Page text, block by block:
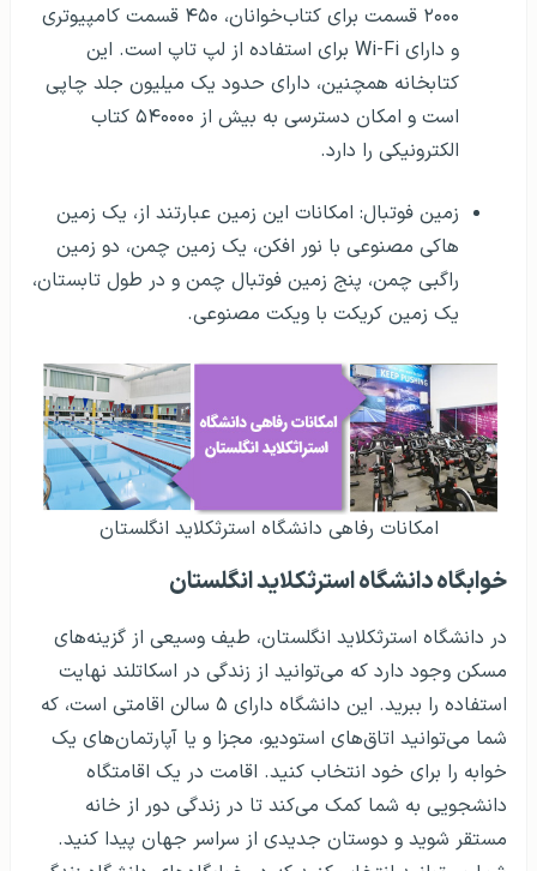
۲۰۰۰ قسمت برای کتاب‌خوانان، ۴۵۰ قسمت کامپیوتری
و دارای Wi-Fi برای استفاده از لپ تاپ است. این
کتابخانه همچنین، دارای حدود یک میلیون جلد چاپی
است و امکان دسترسی به بیش از ۵۴۰۰۰۰ کتاب
الکترونیکی را دارد.
زمین فوتبال: امکانات این زمین عبارتند از، یک زمین
هاکی مصنوعی با نور افکن، یک زمین چمن، دو زمین
راگبی چمن، پنج زمین فوتبال چمن و در طول تابستان،
یک زمین کریکت با ویکت مصنوعی.
امکانات رفاهی دانشگاه استرثکلاید انگلستان
خوابگاه دانشگاه استرثکلاید انگلستان
در دانشگاه استرثکلاید انگلستان، طیف وسیعی از گزینه‌های
مسکن وجود دارد که می‌توانید از زندگی در اسکاتلند نهایت
استفاده را ببرید. این دانشگاه دارای ۵ سالن اقامتی است، که
شما می‌توانید اتاق‌های استودیو، مجزا و یا آپارتمان‌های یک
خوابه را برای خود انتخاب کنید. اقامت در یک اقامتگاه
دانشجویی به شما کمک می‌کند تا در زندگی دور از خانه
مستقر شوید و دوستان جدیدی از سراسر جهان پیدا کنید.